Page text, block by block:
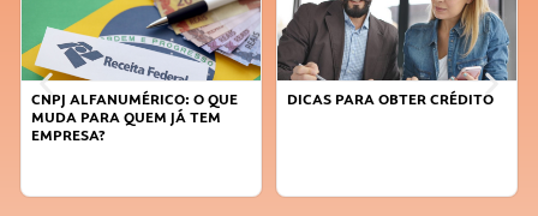
DICAS PARA OBTER CRÉDITO
FAÇA A DIFERENÇA: SEJA